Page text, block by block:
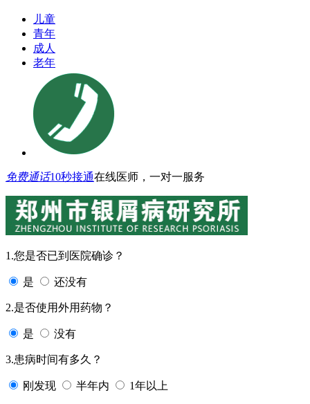
儿童
青年
成人
老年
免费通话10秒接通在线医师，一对一服务
1.您是否已到医院确诊？
是 还没有
2.是否使用外用药物？
是 没有
3.患病时间有多久？
刚发现 半年内 1年以上